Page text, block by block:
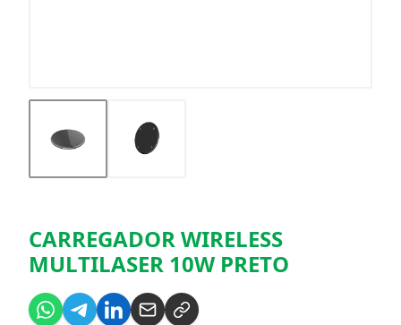
CARREGADOR WIRELESS
MULTILASER 10W PRETO